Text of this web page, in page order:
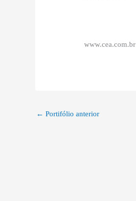
www.cea.com.br
← Portifólio anterior